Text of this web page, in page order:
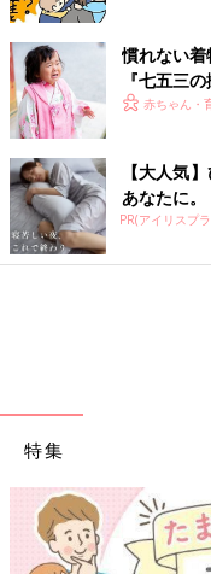
慣れない
『七五三
赤ちゃん・
【大人気
あなたに。
PR(アイリスプ
特集